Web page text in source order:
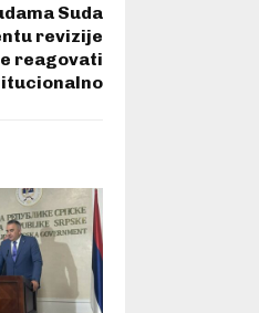
Suda
revizije
reagovati